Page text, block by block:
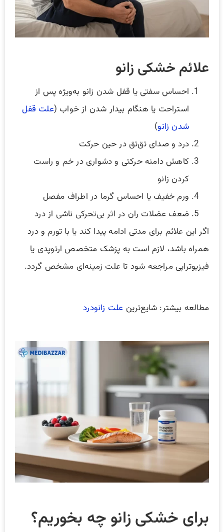
علائم خشکی زانو
احساس سفتی یا قفل شدن زانو به‌ویژه پس از
استراحت یا هنگام بیدار شدن از خواب (علت قفل
شدن زانو)
درد و صدای تق‌تق در حین حرکت
کاهش دامنه حرکتی و دشواری در خم و راست
کردن زانو
ورم خفیف یا احساس گرما در اطراف مفصل
ضعف عضلات ران در اثر بی‌تحرکی ناشی از درد
اگر این علائم برای مدتی ادامه پیدا کند یا با تورم و درد
همراه باشد، لازم است به پزشک متخصص ارتوپدی یا
فیزیوتراپی مراجعه شود تا علت زمینه‌ای مشخص گردد.
مطالعه بیشتر: شایع‌ترین علت زانودرد
برای خشکی زانو چه بخوریم؟